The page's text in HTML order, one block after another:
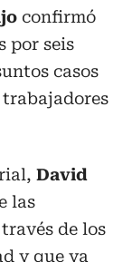
confirmó
por seis
casos
trabajadores
David
las
de los
y que ya